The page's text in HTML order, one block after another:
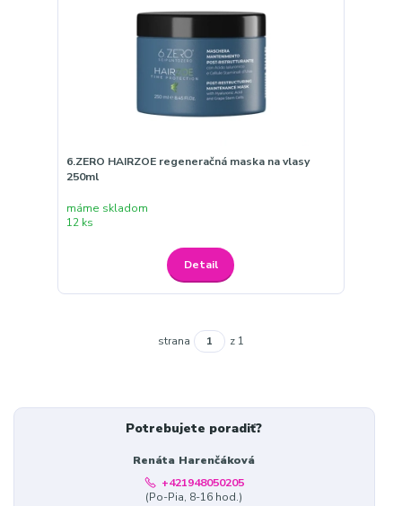
6.ZERO HAIRZOE regeneračná maska na vlasy
250ml
máme skladom
12 ks
Detail
strana z 1
Potrebujete poradiť?
Renáta Harenčáková
+421948050205
(Po-Pia, 8-16 hod.)